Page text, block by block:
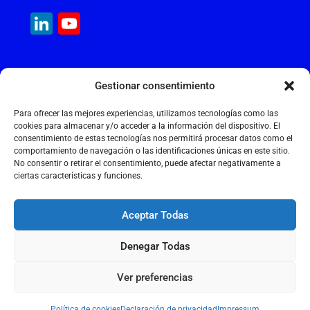
Gestionar consentimiento
Para ofrecer las mejores experiencias, utilizamos tecnologías como las
cookies para almacenar y/o acceder a la información del dispositivo. El
consentimiento de estas tecnologías nos permitirá procesar datos como el
comportamiento de navegación o las identificaciones únicas en este sitio.
No consentir o retirar el consentimiento, puede afectar negativamente a
ciertas características y funciones.
Aceptar Todas
Denegar Todas
Ver preferencias
c
e
b
o
k
ai
A
p
dI
n
a
m
LinkedIn
Calle Cantir, 12 – Nave 7
Polígono Industrial Magarola
08292 Esparreguera – Barcelona
+34 934 397 038
info@maquinariainternacional.com
Política de privacidad
2026 © MAQUINARIA INTERNACIONAL S.L.